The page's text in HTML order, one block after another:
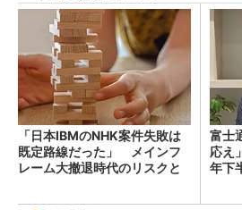
「日本IBMのNHK案件失敗は
既定路線だった」 メインフ
レーム大撤退時代のリスクと
富士
応え
年下